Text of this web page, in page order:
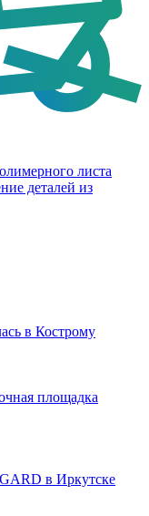
листа
деталей из
в Кострому
площадка
в Иркутске